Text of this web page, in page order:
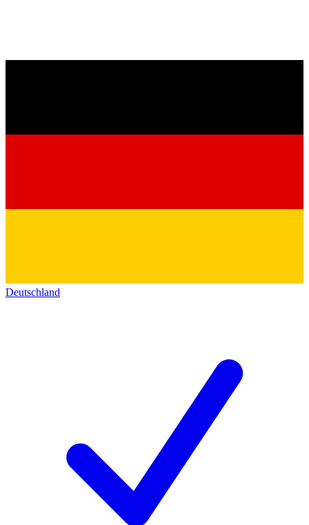
Deutschland